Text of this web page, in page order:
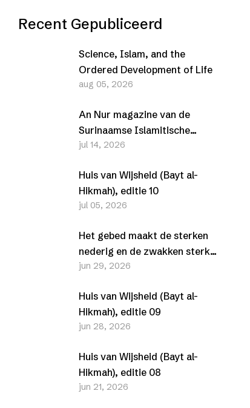
Recent Gepubliceerd
Science, Islam, and the
Ordered Development of Life
aug 05, 2026
An Nur magazine van de
Surinaamse Islamitische
Vereniging (SIV) –
jul 14, 2026
Huis van Wijsheid (Bayt al-
Hikmah), editie 10
jul 05, 2026
Het gebed maakt de sterken
nederig en de zwakken sterk
(Al-Furqān, 25-63-77)
jun 29, 2026
Huis van Wijsheid (Bayt al-
Hikmah), editie 09
jun 28, 2026
Huis van Wijsheid (Bayt al-
Hikmah), editie 08
jun 21, 2026